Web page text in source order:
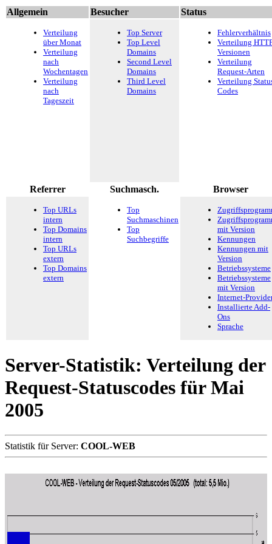
Allgemein Besucher Status
Verteilung
über Monat
Verteilung
nach
Wochentagen
Verteilung
nach
Tageszeit
Top Server
Top Level
Domains
Second Level
Domains
Third Level
Domains
Fehlerverhältnis
Verteilung
Versionen
Verteilung
Request-Arten
Verteilung
Codes
Referrer Suchmasch. Browser
Top URLs
intern
Top Domains
intern
Top URLs
extern
Top Domains
extern
Top
Suchmaschinen
Top
Suchbegriffe
mit Version
Kennungen
Kennungen mit
Version
Betriebssysteme
Betriebssysteme
mit Version
Internet-
Installierte Add-
Ons
Sprache
Server-Statistik: Verteilung der
Request-Statuscodes für Mai
2005
Statistik für Server: COOL-WEB